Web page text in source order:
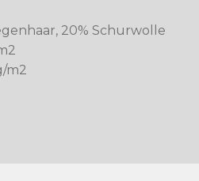
20% Schurwolle
m2